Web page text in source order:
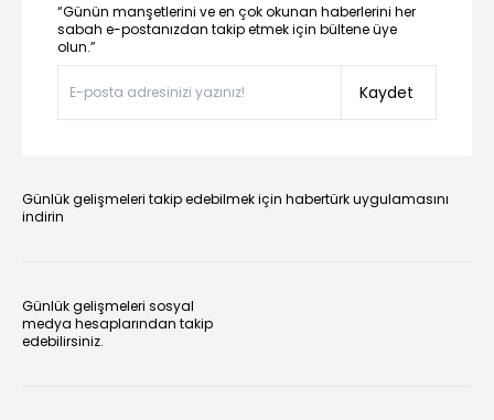
“Günün manşetlerini ve en çok okunan haberlerini her
sabah e-postanızdan takip etmek için bültene üye
olun.”
Kaydet
Günlük gelişmeleri takip edebilmek için habertürk uygulamasını
indirin
Günlük gelişmeleri sosyal
medya hesaplarından takip
edebilirsiniz.